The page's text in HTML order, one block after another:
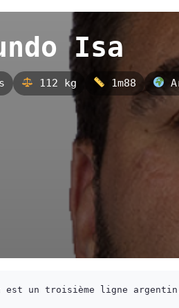
Isa
112 kg 1m88
est un troisième ligne